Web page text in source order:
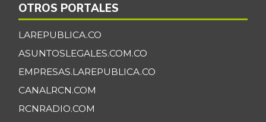
OTROS PORTALES
LAREPUBLICA.CO
ASUNTOSLEGALES.COM.CO
EMPRESAS.LAREPUBLICA.CO
CANALRCN.COM
RCNRADIO.COM